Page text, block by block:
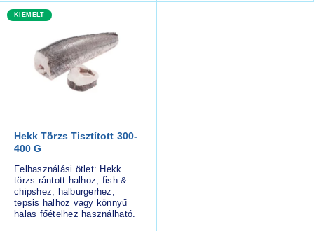
KIEMELT
Hekk Törzs Tisztított 300-
400 G
Felhasználási ötlet: Hekk
törzs rántott halhoz, fish &
chipshez, halburgerhez,
tepsis halhoz vagy könnyű
halas főételhez használható.